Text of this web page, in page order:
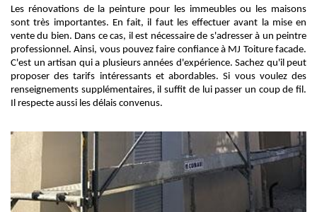
Les rénovations de la peinture pour les immeubles ou les maisons
sont très importantes. En fait, il faut les effectuer avant la mise en
vente du bien. Dans ce cas, il est nécessaire de s'adresser à un peintre
professionnel. Ainsi, vous pouvez faire confiance à MJ Toiture facade.
C'est un artisan qui a plusieurs années d'expérience. Sachez qu'il peut
proposer des tarifs intéressants et abordables. Si vous voulez des
renseignements supplémentaires, il suffit de lui passer un coup de fil.
Il respecte aussi les délais convenus.